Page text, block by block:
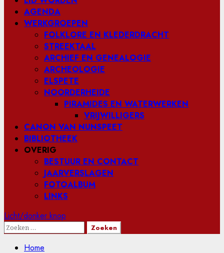
AGENDA
WERKGROEPEN
FOLKLORE EN KLEDERDRACHT
STREEKTAAL
ARCHIEF EN GENEALOGIE
ARCHEOLOGIE
ELSPETE
NOORDERHEIDE
PIRAMIDES EN WATERWERKEN
VRIJWILLIGERS
CANON VAN NUNSPEET
BIBLIOTHEEK
OVERIG
BESTUUR EN CONTACT
JAARVERSLAGEN
FOTOALBUM
LINKS
Licht/donker knop
Zoeken
Home